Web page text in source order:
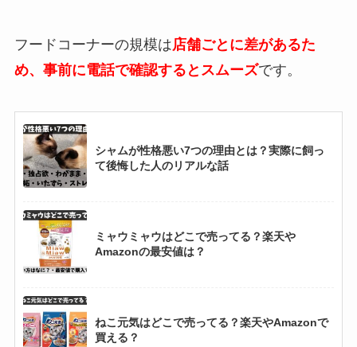
フィーラインナチュラルの口コミ・評判は悪
い？値段・食いつき・安全性を徹底検証！
セレクトバランスはどこで売ってる？楽天や
Amazonで買える？
メディボールはどこで売ってる？楽天や
Amazonで買える？
ブルー（BLUE）はどこで売ってる？楽天や
Amazonの最安値は？
フードコーナーの規模は店舗ごとに差があるた
め、事前に電話で確認するとスムーズです。
シャムが性格悪い7つの理由とは？実際に飼っ
て後悔した人のリアルな話
ミャウミャウはどこで売ってる？楽天や
Amazonの最安値は？
ねこ元気はどこで売ってる？楽天やAmazonで
買える？